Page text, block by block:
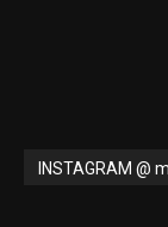
INSTAGRAM @